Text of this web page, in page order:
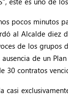
pocos minutos
al Alcalde diez
de los grupos
de un
30 contratos
casi